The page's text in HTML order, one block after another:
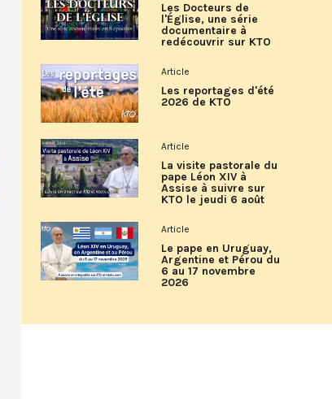
Les Docteurs de
l'Église, une série
documentaire à
redécouvrir sur KTO
Article
Les reportages d'été
2026 de KTO
Article
La visite pastorale du
pape Léon XIV à
Assise à suivre sur
KTO le jeudi 6 août
Article
Le pape en Uruguay,
Argentine et Pérou du
6 au 17 novembre
2026